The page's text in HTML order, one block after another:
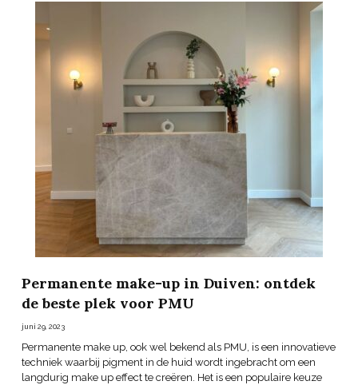
Permanente make-up in Duiven: ontdek
de beste plek voor PMU
juni 29, 2023
Permanente make up, ook wel bekend als PMU, is een innovatieve
techniek waarbij pigment in de huid wordt ingebracht om een
langdurig make up effect te creëren. Het is een populaire keuze